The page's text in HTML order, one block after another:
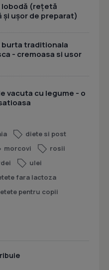
lobodă (rețetă
și ușor de preparat)
burta traditionala
- cremoasa si usor
vacuta cu legume - o
diete si post
morcovi
rosii
ulei
fara lactoza
pentru copii